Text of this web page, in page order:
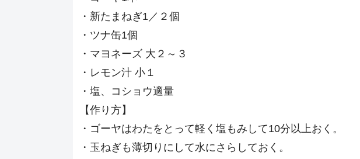
・新たまねぎ1／２個
・ツナ缶1個
・マヨネーズ 大２～３
・レモン汁 小１
・塩、コショウ適量
【作り方】
・ゴーヤはわたをとって軽く塩もみして10分以上おく。
・玉ねぎも薄切りにして水にさらしておく。